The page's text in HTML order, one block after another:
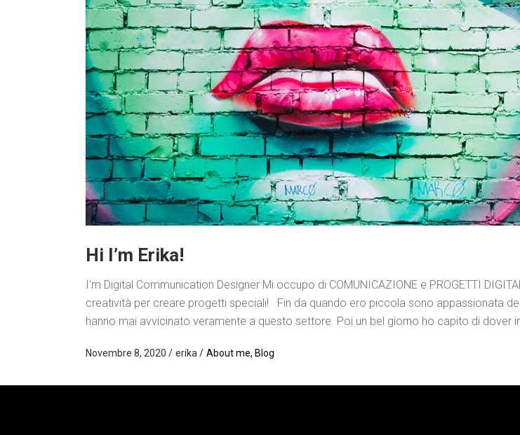
Hi I’m Erika!
I'm Digital Communication Designer Mi occupo di COMUNICAZIONE e PROGETTI
creatività per creare progetti speciali! Fin da quando ero piccola sono appassionata
hanno mai avvicinato veramente a questo settore. Poi un bel giorno ho capito di dover
Novembre 8, 2020 erika About me, Blog